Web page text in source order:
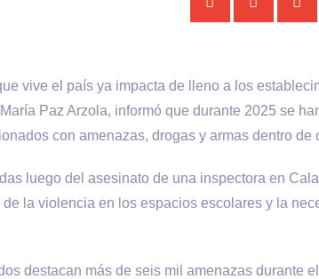
vive el país ya impacta de lleno a los
Paz Arzola, informó que durante 2025 se
con amenazas, drogas y armas dentro de
luego del asesinato de una inspectora en
la violencia en los espacios escolares y la
destacan más de seis mil amenazas durante